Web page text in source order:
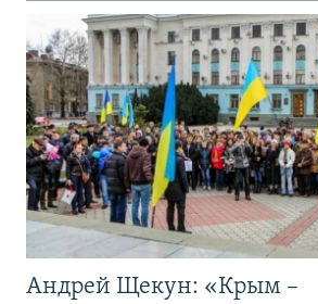
Андрей Щекун: «Крым –